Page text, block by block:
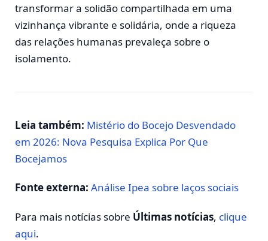
transformar a solidão compartilhada em uma
vizinhança vibrante e solidária, onde a riqueza
das relações humanas prevaleça sobre o
isolamento.
Leia também: Mistério do Bocejo Desvendado
em 2026: Nova Pesquisa Explica Por Que
Bocejamos
Fonte externa: Análise Ipea sobre laços sociais
Para mais notícias sobre Últimas notícias, clique
aqui.